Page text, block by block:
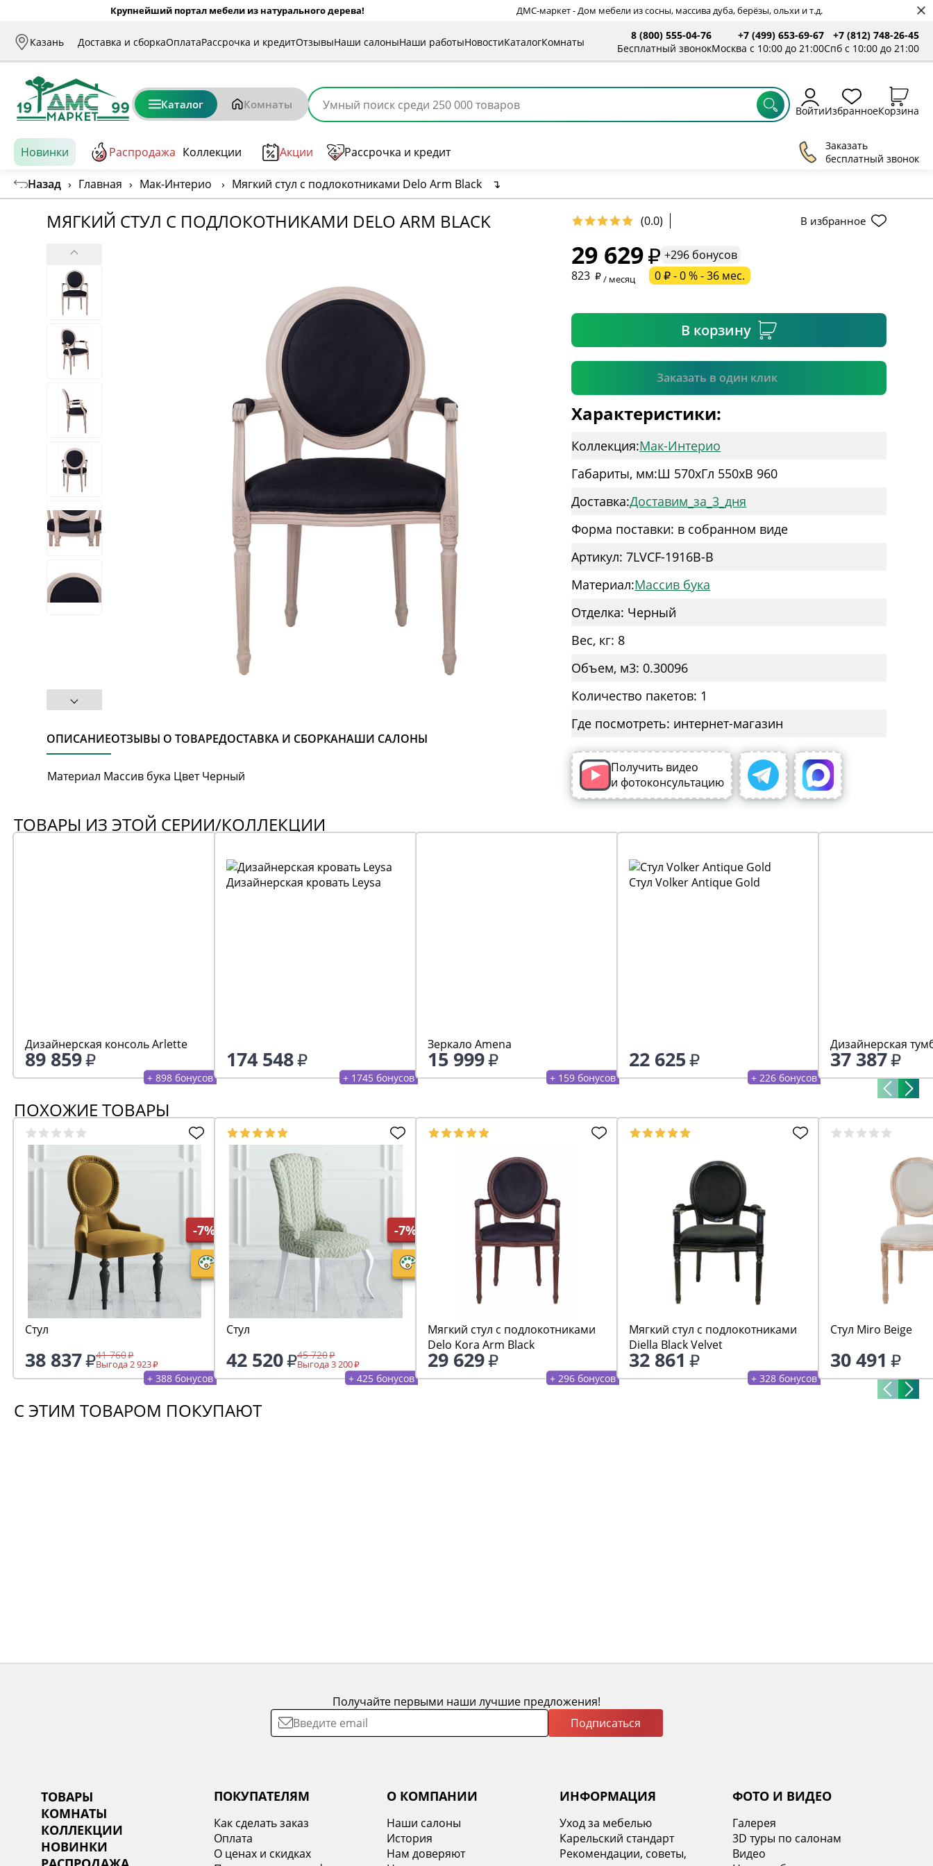
Крупнейший портал мебели из натурального дерева! ДМС-маркет - Дом мебели из сосны, массива дуба, берёзы, ольхи и т.д.
Казань Доставка и сборкаОплатаРассрочка и кредитОтзывыНаши салоныНаши работыНовостиКаталогКомнаты
8 (800) 555-04-76
Бесплатный звонок
+7 (499) 653-69-67
Москва с 10:00 до 21:00
+7 (812) 748-26-45
Спб с 10:00 до 21:00
Каталог Комнаты ВойтиИзбранноеКорзина
Новинки Распродажа Коллекции Акции Рассрочка и кредит
Заказать
бесплатный звонок
Назад › Главная › Мак-Интерио › Мягкий стул с подлокотниками Delo Arm Black ↴
МЯГКИЙ СТУЛ С ПОДЛОКОТНИКАМИ DELO ARM BLACK (0.0) В избранное
ОПИСАНИЕОТЗЫВЫ О ТОВАРЕДОСТАВКА И СБОРКАНАШИ САЛОНЫ
Материал Массив бука Цвет Черный
29 629
+296 бонусов
823
/ месяц 0 ₽ - 0 % - 36 мес.
В корзину
Заказать в один клик
* необязательное поле
Подтвердить
Характеристики:
Коллекция:Мак-Интерио
Габариты, мм:Ш 570xГл 550xВ 960
Доставка:Доставим_за_3_дня
Форма поставки: в собранном виде
Артикул: 7LVCF-1916B-B
Материал:Массив бука
Отделка: Черный
Вес, кг: 8
Объем, м3: 0.30096
Количество пакетов: 1
Где посмотреть: интернет-магазин
Получить видео
и фотоконсультацию
ТОВАРЫ ИЗ ЭТОЙ СЕРИИ/КОЛЛЕКЦИИ
Дизайнерская консоль Arlette
89 859
+ 898 бонусов
Дизайнерская кровать Leysa
174 548
+ 1745 бонусов
Зеркало Amena
15 999
+ 159 бонусов
Стул Volker Antique Gold
22 625
+ 226 бонусов
Дизайнерская
37 387
ПОХОЖИЕ ТОВАРЫ
-7%
Стул
38 837 41 760
Выгода 2 923
+ 388 бонусов
-7%
Стул
42 520 45 720
Выгода 3 200
+ 425 бонусов
Мягкий стул с подлокотниками
Delo Kora Arm Black
29 629
+ 296 бонусов
Мягкий стул с подлокотниками
Diella Black Velvet
32 861
+ 328 бонусов
Стул Miro Beige
30 491
С ЭТИМ ТОВАРОМ ПОКУПАЮТ
Получайте первыми наши лучшие предложения!
Подписаться
ТОВАРЫ
КОМНАТЫ
КОЛЛЕКЦИИ
НОВИНКИ
ПОКУПАТЕЛЯМ
Как сделать заказ
Оплата
О ценах и скидках
О КОМПАНИИ
Наши салоны
История
Нам доверяют
ИНФОРМАЦИЯ
Уход за мебелью
Карельский стандарт
Рекомендации, советы,
ФОТО И ВИДЕО
Галерея
3D туры по салонам
Видео